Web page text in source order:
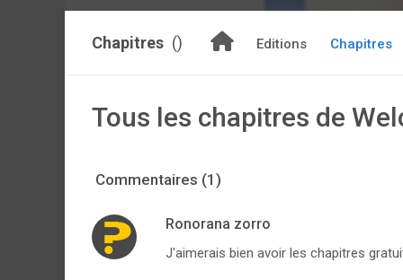
Chapitres () Editions Chapitres
Tous les chapitres de
Commentaires (1)
Ronorana zorro
J'aimerais bien avoir les chapitres